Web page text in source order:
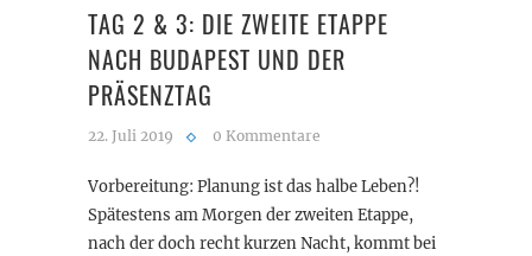
TAG 2 & 3: DIE ZWEITE ETAPPE
NACH BUDAPEST UND DER
PRÄSENZTAG
22. Juli 2019 0 Kommentare
Vorbereitung: Planung ist das halbe Leben?!
Spätestens am Morgen der zweiten Etappe,
nach der doch recht kurzen Nacht, kommt bei